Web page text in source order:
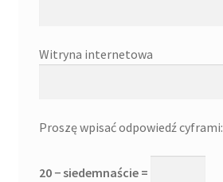
Witryna internetowa
Proszę wpisać odpowiedź cyframi:
20 − siedemnaście =